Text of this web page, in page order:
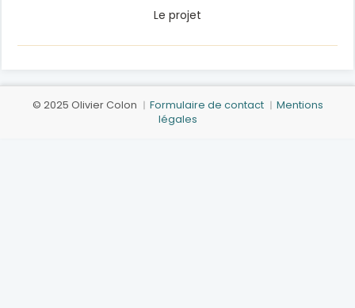
Le projet
© 2025 Olivier Colon ︱ Formulaire de contact︱ Mentions
légales